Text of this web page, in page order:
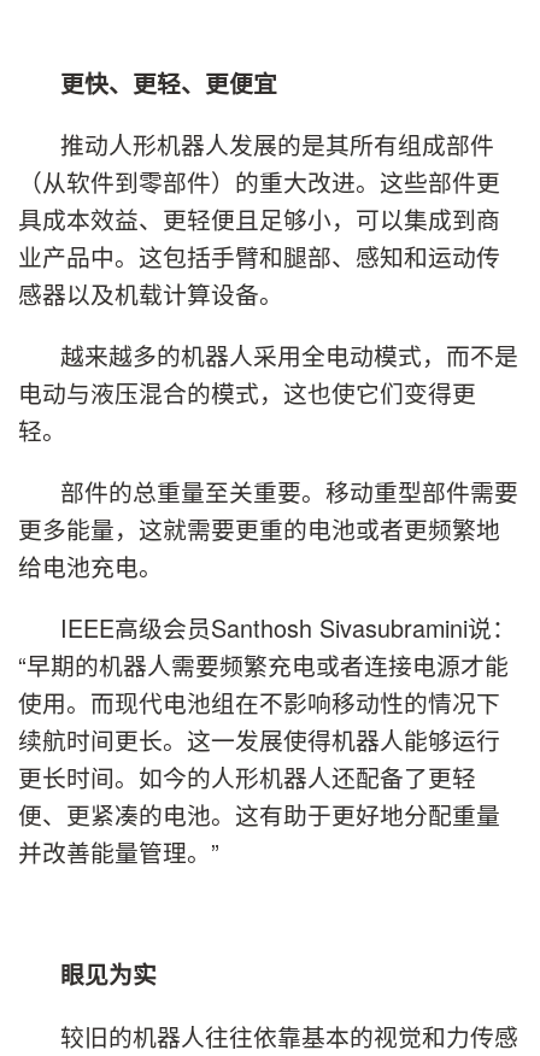
更快、更轻、更便宜
推动人形机器人发展的是其所有组成部件
（从软件到零部件）的重大改进。这些部件更
具成本效益、更轻便且足够小，可以集成到商
业产品中。这包括手臂和腿部、感知和运动传
感器以及机载计算设备。
越来越多的机器人采用全电动模式，而不是
电动与液压混合的模式，这也使它们变得更
轻。
部件的总重量至关重要。移动重型部件需要
更多能量，这就需要更重的电池或者更频繁地
给电池充电。
IEEE高级会员Santhosh Sivasubramini说：
“早期的机器人需要频繁充电或者连接电源才能
使用。而现代电池组在不影响移动性的情况下
续航时间更长。这一发展使得机器人能够运行
更长时间。如今的人形机器人还配备了更轻
便、更紧凑的电池。这有助于更好地分配重量
并改善能量管理。”
眼见为实
较旧的机器人往往依靠基本的视觉和力传感